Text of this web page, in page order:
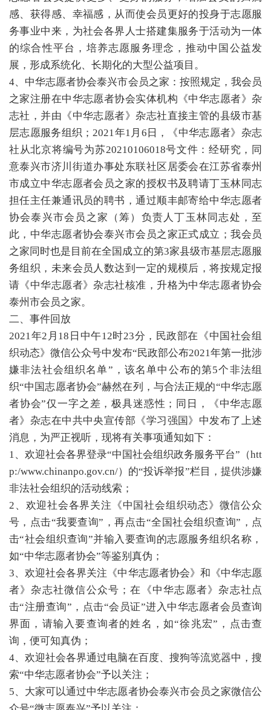
感、获得感、幸福感，从而使会员更好的投身于志愿服
务事业中来，为社会各界人士搭建集服务于活动为一体
的综合性平台，培养志愿服务理念，推动中国公益发
展，形成系统化、长期化的大型公益项目。
4、中华志愿者协会泰兴市会员之家：按照规定，我会员
之家注册在中华志愿者协会实体机构《中华志愿者》杂
志社，并由《中华志愿者》杂志社直接主管的县级市基
层志愿服务组织；2021年1月6日，《中华志愿者》杂志
社从北京将编号为苏20210106018号文件：经研究，同
意泰兴市济川街道办事处东联社区居委会在江苏省泰州
市成立中华志愿者会员之家的授权书及聘请丁玉林同志
担任主任兼通讯员的聘书，通过顺丰邮寄给中华志愿者
协会泰兴市会员之家（筹）负责人丁玉林同志处，至
此，中华志愿者协会泰兴市会员之家正式成立；我会员
之家同时也是目前在全国成立的第3家县级市基层志愿服
务组织，未来会员人数达到一定的规模后，将按规定报
请《中华志愿者》杂志社核准，升格为中华志愿者协会
泰州市会员之家。
二、事件回放
2021年2月18日中午12时23分，民政部在《中国社会组
织动态》微信公众号中发布“民政部公布2021年第一批涉
嫌非法社会组织名单”，该名单中公布的第5个非法组
织“中国志愿者协会”赫然在列，与合法正规的“中华志愿
者协会”仅一字之差，极具迷惑性；同日，《中华志愿
者》杂志在中共中央宣传部《学习强国》中发布了上述
消息，为严正视听，现将有关事项通知如下：
1、欢迎社会各界登录“中国社会组织政务服务平台”（htt
p:/www.chinanpo.gov.cn/）的“投诉举报”栏目，提供涉嫌
非法社会组织的活动线索；
2、欢迎社会各界关注《中国社会组织动态》微信公众
号，点击“我要查询”，再点击“全国社会组织查询”，点
击“社会组织查询”并输入要查询的志愿服务组织名称，
如“中华志愿者协会”等鉴别真伪；
3、欢迎社会各界关注《中华志愿者协会》和《中华志愿
者》杂志社微信公众号；在《中华志愿者》杂志社点
击“注册查询”，点击“会员证”进入中华志愿者会员查询
界面，请输入要查询者的姓名，如“徐兆宏”，点击查
询，便可知真伪；
4、欢迎社会各界通过电脑在百度、搜狗等流览器中，搜
索“中华志愿者协会”予以关注；
5、大家可以通过中华志愿者协会泰兴市会员之家微信公